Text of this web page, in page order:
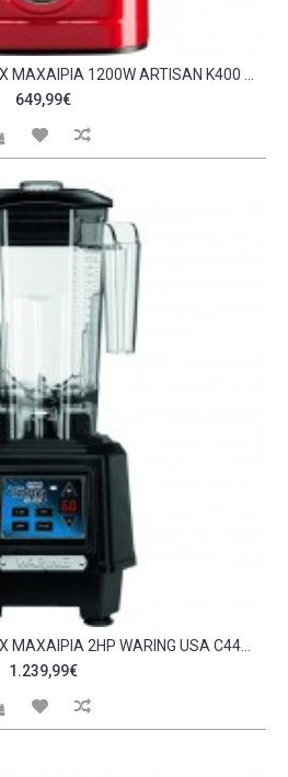
649,99€
1.239,99€